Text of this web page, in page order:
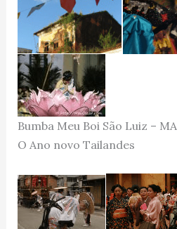
Bumba Meu Boi São Luiz –
O Ano novo Tailandes